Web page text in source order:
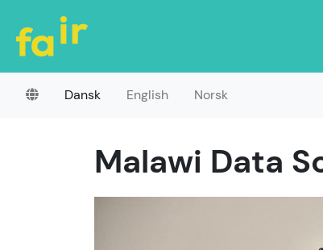
Dansk English Norsk
Malawi Data